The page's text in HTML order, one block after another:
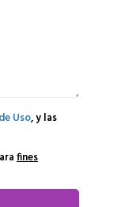
Uso, y las
fines